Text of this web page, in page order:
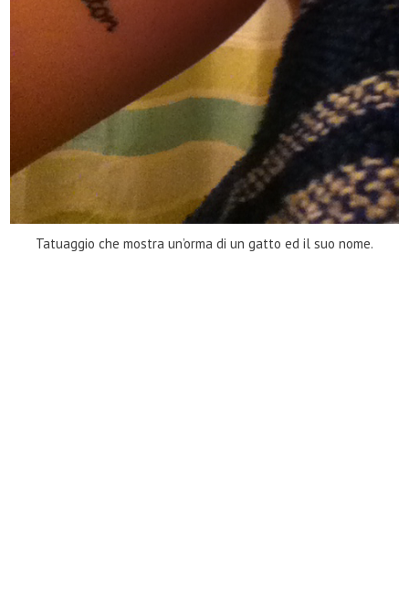
Tatuaggio che mostra un’orma di un gatto ed il suo nome.